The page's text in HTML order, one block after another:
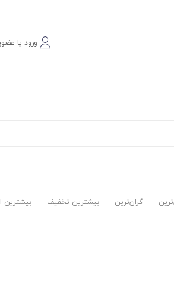
ورود یا
گران‌ترین بیشترین تخفیف بیشترین